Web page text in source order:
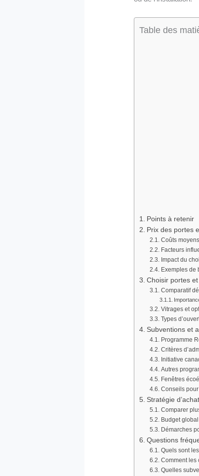
Table des
Points à retenir
Prix des portes
Coûts
Facteurs
Impact du
Exemples de
Choisir portes
Comparatif
Vitrages et
Types
Subventions et
Programme
Critères
Initiative
Autres
Fenêtres
Conseils
Stratégie
Comparer
Budget
Démarches
Questions
Quels sont
Comment les
Quelles